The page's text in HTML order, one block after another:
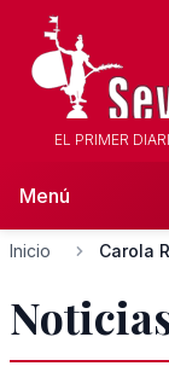
EL PRIMER
Menú
Inicio Carola